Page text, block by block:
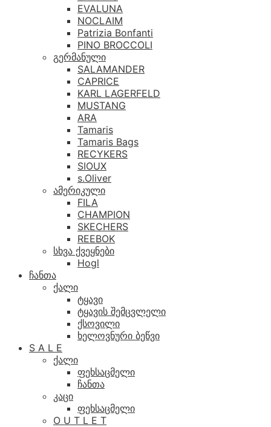
EVALUNA
NOCLAIM
Patrizia Bonfanti
PINO BROCCOLI
გერმანული
SALAMANDER
CAPRICE
KARL LAGERFELD
MUSTANG
ARA
Tamaris
Tamaris Bags
RECYKERS
SIOUX
s.Oliver
ამერიკული
FILA
CHAMPION
SKECHERS
REEBOK
სხვა ქვეყნები
Hogl
ჩანთა
ქალი
ტყავი
ტყავის შემცვლელი
ქსოვილი
ხელოვნური ბეწვი
S A L E
ქალი
ფეხსაცმელი
ჩანთა
კაცი
ფეხსაცმელი
O U T L E T